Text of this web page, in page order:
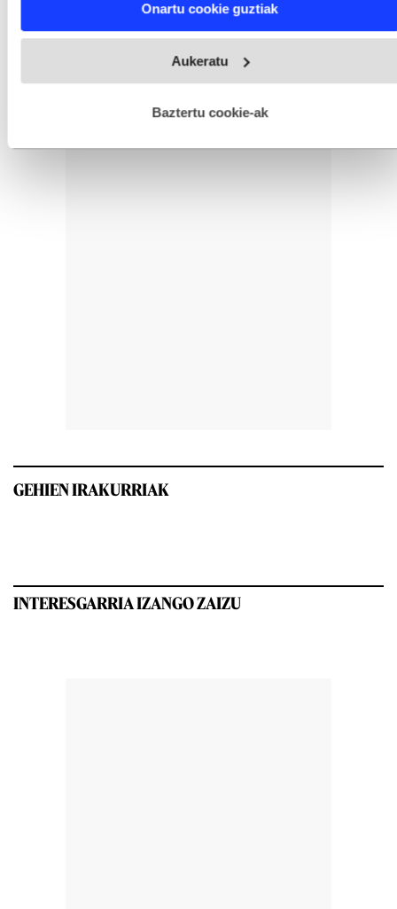
and set your preferences in thedetails section
fitxategiak erabiltzen ditu. Zure esperientzia eta zerbitzuak
esplizitua ematen diguzu.Gehiago irakurri
Onartu cookie guztiak
Aukeratu
Baztertu cookie-ak
GEHIEN IRAKURRIAK
INTERESGARRIA IZANGO ZAIZU